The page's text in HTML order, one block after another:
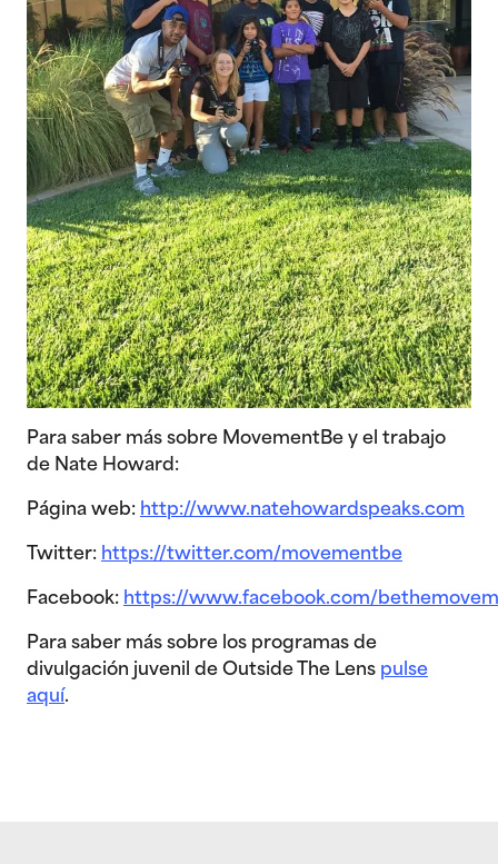
Para saber más sobre MovementBe y el trabajo
de Nate Howard:
Página web: http://www.natehowardspeaks.com
Twitter: https://twitter.com/movementbe
Facebook: https://www.facebook.com/
Para saber más sobre los programas de
divulgación juvenil de Outside The Lens pulse
aquí.